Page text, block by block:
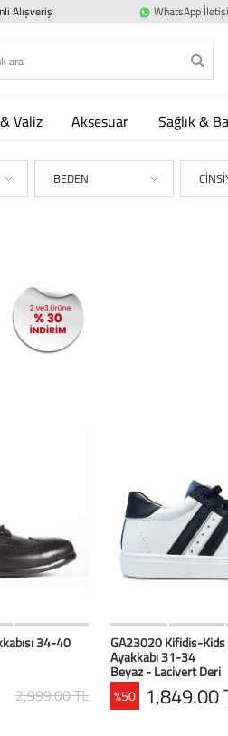
Alışveriş WhatsApp
Valiz Aksesuar Sağlık &
BEDEN
Favorilerim
34-40
2,999.00 TL
HIZLI BAK
GA23020 Kifidis-Kids
Ayakkabı 31-34
Beyaz - Lacivert Deri
%50 1,849.00